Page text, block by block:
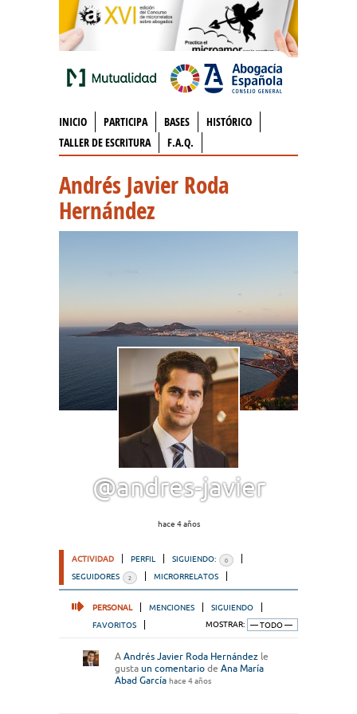
INICIO PARTICIPA BASES
HISTÓRICO
TALLER DE ESCRITURA
F.A.Q.
Andrés Javier Roda
Hernández
@andres-javier
hace 4 años
ACTIVIDAD PERFIL SIGUIENDO: 0
SEGUIDORES 2 MICRORRELATOS
PERSONAL MENCIONES
SIGUIENDO
FAVORITOS
MOSTRAR:
A Andrés Javier Roda Hernández le
gusta un comentario de Ana María
Abad García hace 4 años